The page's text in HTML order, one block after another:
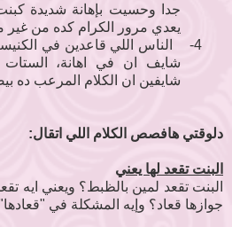
جدا وحسيت بإهانة شديدة
يعدي مرور الكرام كده من غير
4-
الناس اللي قاعدين في
شايف ان في اهانة، الستات
شايفين ان الكلام المرعب ده
دلوقتي هافصص الكلام اللي اتقال:
البنت تقعد لها يعني
البنت تقعد لمين بالظبط؟ ويعني ايه
جوازها قعاد؟ وإيه المشكلة في